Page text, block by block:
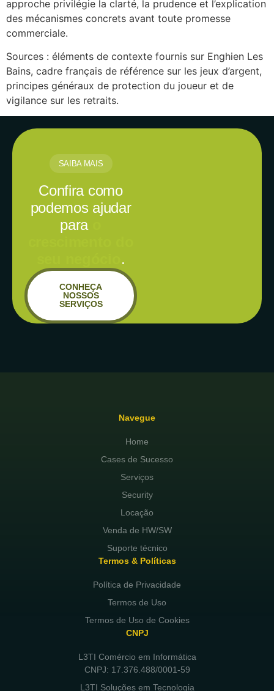
approche privilégie la clarté, la prudence et l’explication
des mécanismes concrets avant toute promesse
commerciale.
Sources : éléments de contexte fournis sur Enghien Les
Bains, cadre français de référence sur les jeux d’argent,
principes généraux de protection du joueur et de
vigilance sur les retraits.
SAIBA MAIS
Confira como
podemos ajudar
para
.
CONHEÇA
NOSSOS
SERVIÇOS
Navegue
Home
Cases de Sucesso
Serviços
Security
Locação
Venda de HW/SW
Suporte técnico
Termos & Políticas
Política de Privacidade
Termos de Uso
Termos de Uso de Cookies
CNPJ
L3TI Comércio em Informática
CNPJ: 17.376.488/0001-59
L3TI Soluções em Tecnologia